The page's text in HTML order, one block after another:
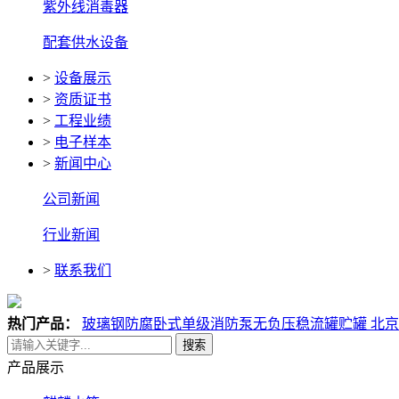
紫外线消毒器
配套供水设备
> 设备展示
> 资质证书
> 工程业绩
> 电子样本
> 新闻中心
公司新闻
行业新闻
> 联系我们
热门产品： 玻璃钢防腐卧式单级消防泵无负压稳流罐贮罐 北
搜索
产品展示